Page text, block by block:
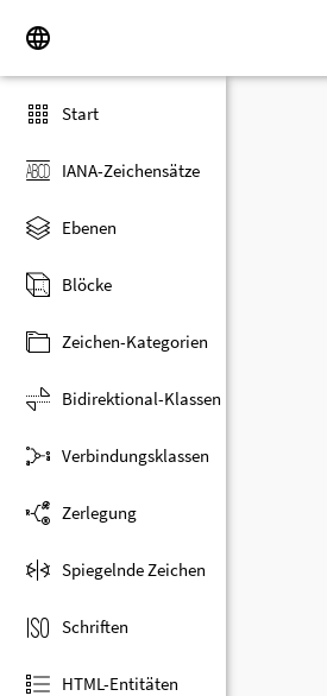
Start
IANA-Zeichensätze
Ebenen
Blöcke
Zeichen-Kategorien
Bidirektional-Klassen
Verbindungsklassen
Zerlegung
Spiegelnde Zeichen
Schriften
HTML-Entitäten